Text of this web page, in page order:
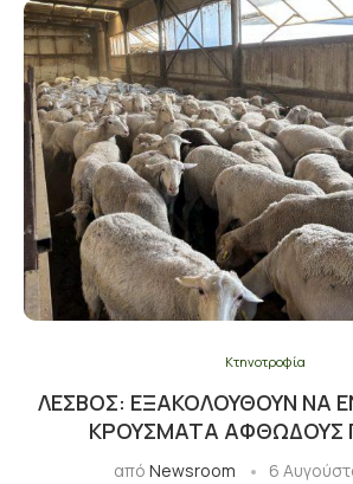
Κτηνοτροφία
ΛΈΣΒΟΣ: ΕΞΑΚΟΛΟΥΘΟΎΝ ΝΑ
ΚΡΟΎΣΜΑΤΑ ΑΦΘΏΔΟΥΣ
από Newsroom 6